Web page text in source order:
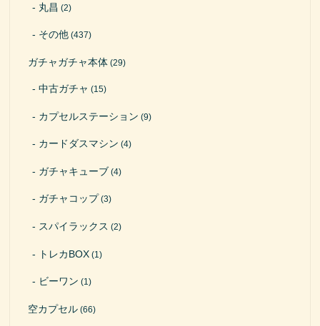
丸昌 (2)
その他 (437)
ガチャガチャ本体 (29)
中古ガチャ (15)
カプセルステーション (9)
カードダスマシン (4)
ガチャキューブ (4)
ガチャコップ(3)
スパイラックス (2)
トレカBOX (1)
ビーワン (1)
空カプセル (66)